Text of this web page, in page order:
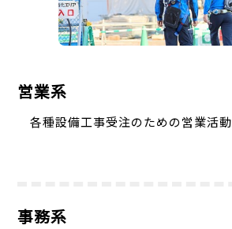
営業系
各種設備工事受注のための営業活動
事務系